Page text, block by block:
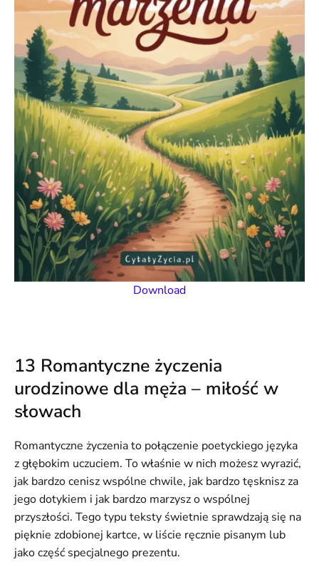
Download
13 Romantyczne życzenia
urodzinowe dla męża – miłość w
słowach
Romantyczne życzenia to połączenie poetyckiego języka
z głębokim uczuciem. To właśnie w nich możesz wyrazić,
jak bardzo cenisz wspólne chwile, jak bardzo tęsknisz za
jego dotykiem i jak bardzo marzysz o wspólnej
przyszłości. Tego typu teksty świetnie sprawdzają się na
pięknie zdobionej kartce, w liście ręcznie pisanym lub
jako część specjalnego prezentu.